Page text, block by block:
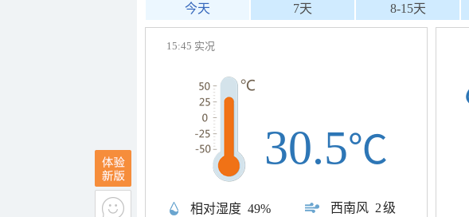
今天 7天 8-15天
15:45 实况
相对湿度 49% 西南风 2级
30.5℃